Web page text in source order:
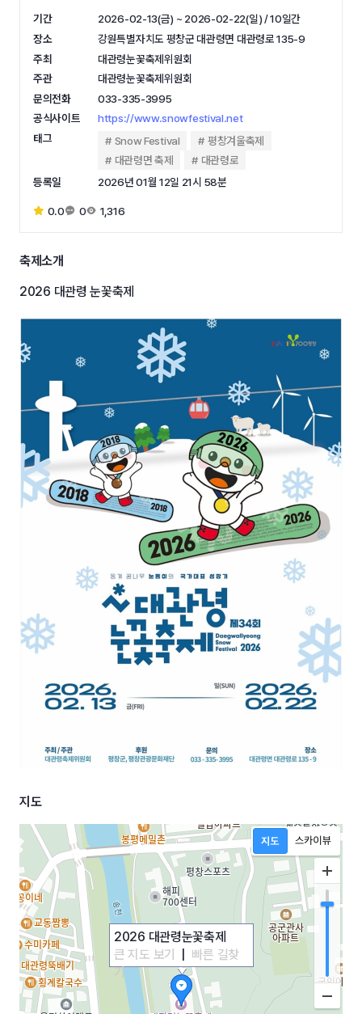
기간
2026-02-13(금) ~ 2026-02-22(일) / 10일간
장소
강원특별자치도 평창군 대관령면 대관령로 135-9
주최
대관령눈꽃축제위원회
주관
대관령눈꽃축제위원회
문의전화
033-335-3995
공식사이트
https://www.snowfestival.net
태그
Snow Festival
평창겨울축제
대관령면 축제
대관령로
등록일
2026년 01월 12일 21시 58분
0.0 0 1,316
축제소개
2026 대관령 눈꽃축제
지도
2026 대관령눈꽃축제
큰 지도 보기
빠른 길찾
기